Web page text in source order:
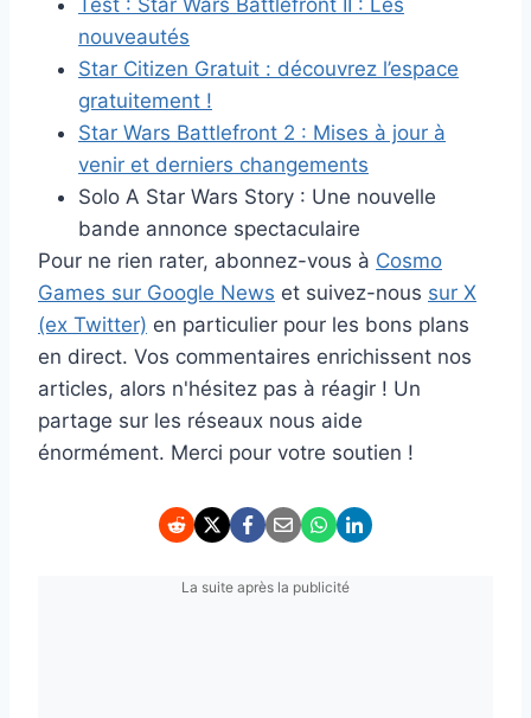
Test : Star Wars Battlefront II : Les
nouveautés
Star Citizen Gratuit : découvrez l’espace
gratuitement !
Star Wars Battlefront 2 : Mises à jour à
venir et derniers changements
Solo A Star Wars Story : Une nouvelle
bande annonce spectaculaire
Pour ne rien rater, abonnez-vous à Cosmo
Games sur Google News et suivez-nous sur X
(ex Twitter) en particulier pour les bons plans
en direct. Vos commentaires enrichissent nos
articles, alors n'hésitez pas à réagir ! Un
partage sur les réseaux nous aide
énormément. Merci pour votre soutien !
La suite après la publicité